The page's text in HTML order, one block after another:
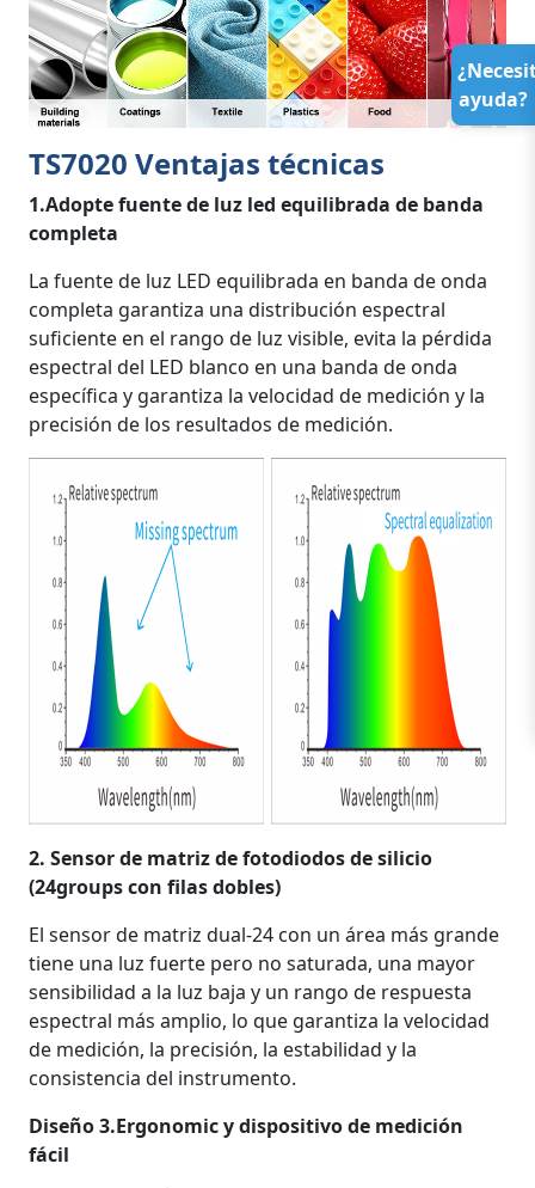
TS7020 Ventajas técnicas
1.Adopte fuente de luz led equilibrada de banda
completa
La fuente de luz LED equilibrada en banda de onda
completa garantiza una distribución espectral
suficiente en el rango de luz visible, evita la pérdida
espectral del LED blanco en una banda de onda
específica y garantiza la velocidad de medición y la
precisión de los resultados de medición.
2. Sensor de matriz de fotodiodos de silicio
(24groups con filas dobles)
El sensor de matriz dual-24 con un área más grande
tiene una luz fuerte pero no saturada, una mayor
sensibilidad a la luz baja y un rango de respuesta
espectral más amplio, lo que garantiza la velocidad
de medición, la precisión, la estabilidad y la
consistencia del instrumento.
Diseño 3.Ergonomic y dispositivo de medición
fácil
ayuda?